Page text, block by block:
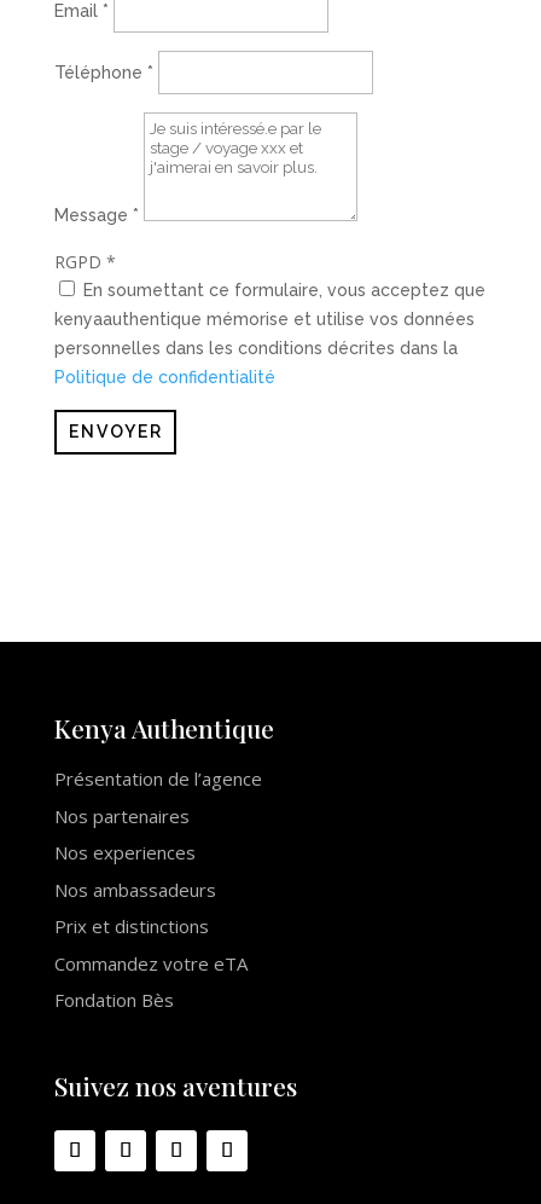
Email *
Téléphone *
Message *
RGPD *
En soumettant ce formulaire, vous acceptez que
kenyaauthentique mémorise et utilise vos données
personnelles dans les conditions décrites dans la
Politique de confidentialité
ENVOYER
Kenya Authentique
Présentation de l’agence
Nos partenaires
Nos experiences
Nos ambassadeurs
Prix et distinctions
Commandez votre eTA
Fondation Bès
Suivez nos aventures